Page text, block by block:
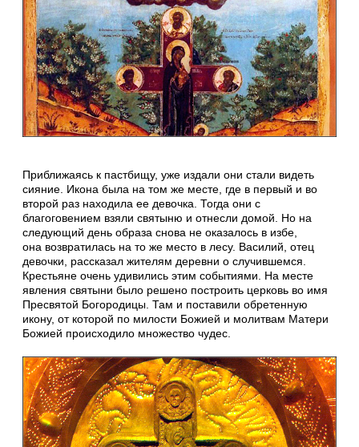
Приближаясь к пастбищу, уже издали они стали видеть
сияние. Икона была на том же месте, где в первый и во
второй раз находила ее девочка. Тогда они с
благоговением взяли святыню и отнесли домой. Но на
следующий день образа снова не оказалось в избе,
она возвратилась на то же место в лесу. Василий, отец
девочки, рассказал жителям деревни о случившемся.
Крестьяне очень удивились этим событиями. На месте
явления святыни было решено построить церковь во имя
Пресвятой Богородицы. Там и поставили обретенную
икону, от которой по милости Божией и молитвам Матери
Божией происходило множество чудес.